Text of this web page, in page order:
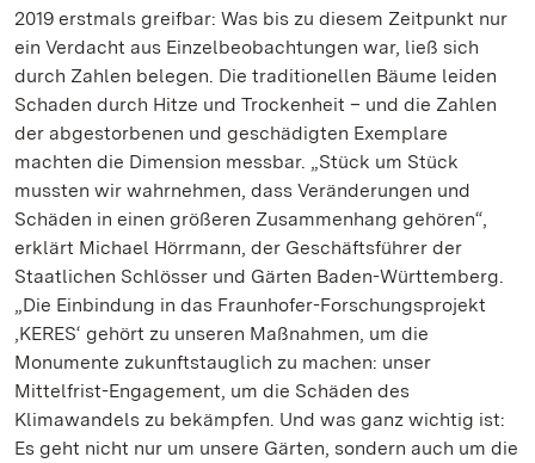
2019 erstmals greifbar: Was bis zu diesem Zeitpunkt nur
ein Verdacht aus Einzelbeobachtungen war, ließ sich
durch Zahlen belegen. Die traditionellen Bäume leiden
Schaden durch Hitze und Trockenheit – und die Zahlen
der abgestorbenen und geschädigten Exemplare
machten die Dimension messbar. „Stück um Stück
mussten wir wahrnehmen, dass Veränderungen und
Schäden in einen größeren Zusammenhang gehören“,
erklärt Michael Hörrmann, der Geschäftsführer der
Staatlichen Schlösser und Gärten Baden-Württemberg.
„Die Einbindung in das Fraunhofer-Forschungsprojekt
‚KERES‘ gehört zu unseren Maßnahmen, um die
Monumente zukunftstauglich zu machen: unser
Mittelfrist-Engagement, um die Schäden des
Klimawandels zu bekämpfen. Und was ganz wichtig ist:
Es geht nicht nur um unsere Gärten, sondern auch um die